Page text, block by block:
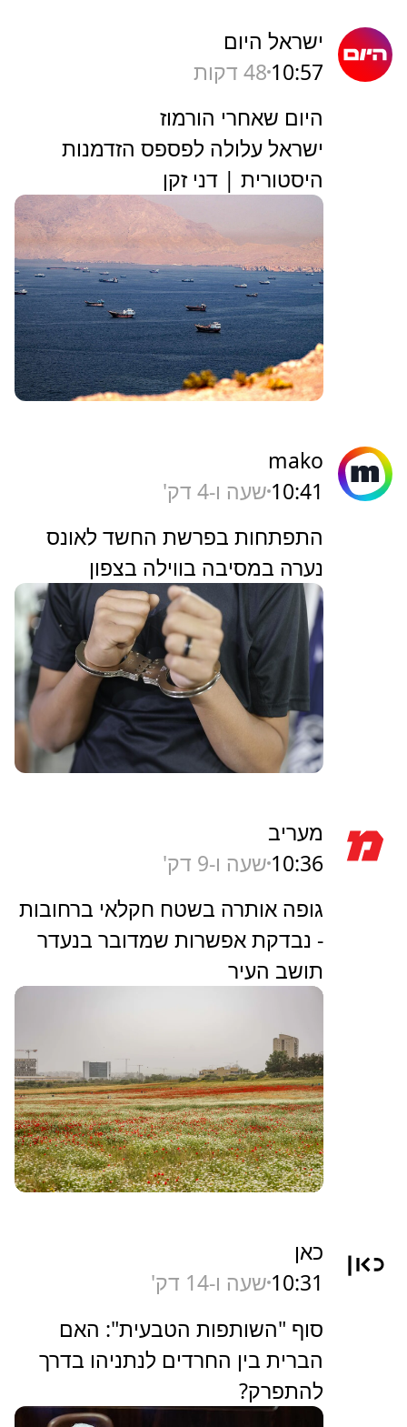
ישראל היום
10:57 48 דקות
היום שאחרי הורמוז
ישראל עלולה לפספס הזדמנות
היסטורית | דני זקן
mako
10:41 שעה ו-4 דק'
התפתחות בפרשת החשד לאונס
נערה במסיבה בווילה בצפון
מעריב
10:36 שעה ו-9 דק'
גופה אותרה בשטח חקלאי ברחובות
- נבדקת אפשרות שמדובר בנעדר
תושב העיר
כאן
10:31 שעה ו-14 דק'
סוף "השותפות הטבעית": האם
הברית בין החרדים לנתניהו בדרך
להתפרק?